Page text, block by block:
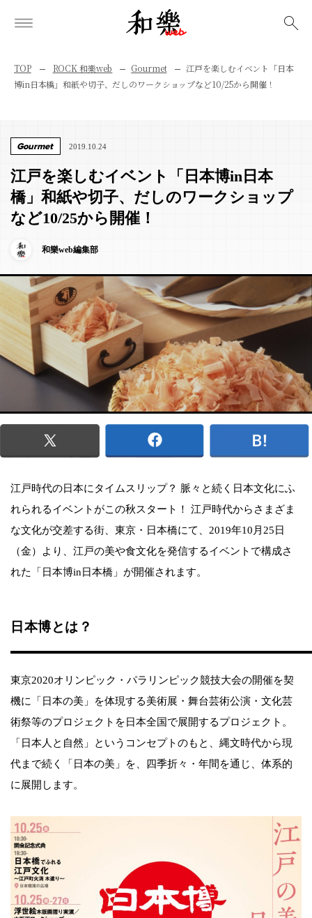
TOP ROCK 和樂web Gourmet
江戸を楽しむイベント「日本
博in日本橋」和紙や切子、だしのワークショップなど10/25から開催！
Gourmet 2019.10.24
江戸を楽しむイベント「日本博in日本
橋」和紙や切子、だしのワークショップ
など10/25から開催！
和樂web編集部
江戸時代の日本にタイムスリップ？ 脈々と続く日本文化にふ
れられるイベントがこの秋スタート！ 江戸時代からさまざま
な文化が交差する街、東京・日本橋にて、2019年10月25日
（金）より、江戸の美や食文化を発信するイベントで構成さ
れた「日本博in日本橋」が開催されます。
日本博とは？
東京2020オリンピック・パラリンピック競技大会の開催を契
機に「日本の美」を体現する美術展・舞台芸術公演・文化芸
術祭等のプロジェクトを日本全国で展開するプロジェクト。
「日本人と自然」というコンセプトのもと、縄文時代から現
代まで続く「日本の美」を、四季折々・年間を通じ、体系的
に展開します。